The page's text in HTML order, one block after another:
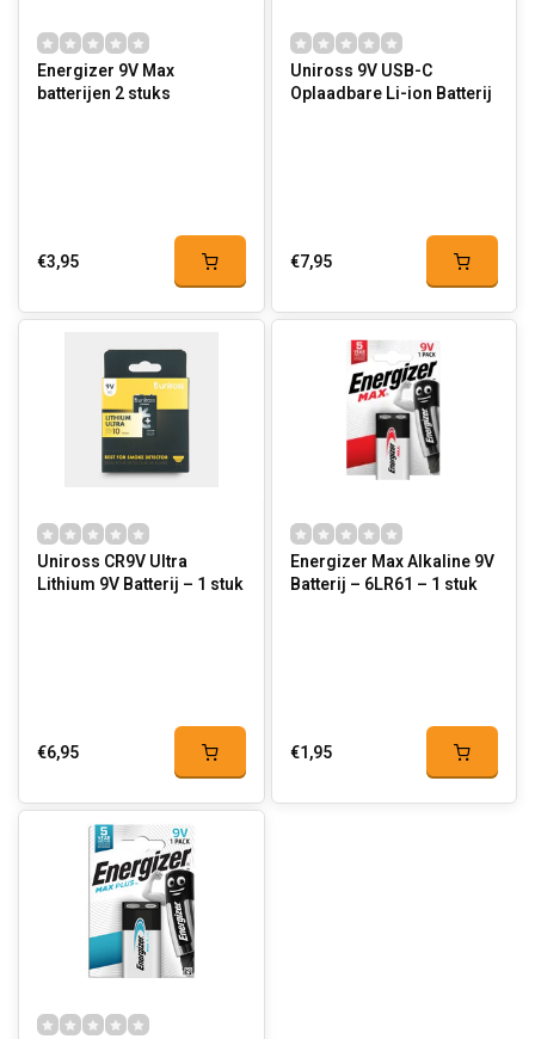
Energizer 9V Max
batterijen 2 stuks
€3,95
Uniross 9V USB-C
Oplaadbare Li-ion Batterij
€7,95
Uniross CR9V Ultra
Lithium 9V Batterij – 1 stuk
€6,95
Energizer Max Alkaline 9V
Batterij – 6LR61 – 1 stuk
€1,95